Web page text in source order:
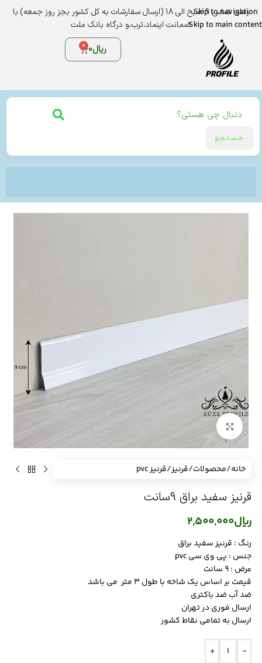
Skip to navigation
Skip to main content
زمان تماس 9 صبح الی 18 (ارسال سفارشات به کل کشور بجز روز جمعه) با
ضمانت اینماد،ترب،و درگاه بانک ملت
ریال0
0
جستجو
برای بزرگنمایی کلیک کنید
خانه/محصولات/قرنیز/قرنیز pvc
قرنیز سفید براق 9سانت
ریال2,500,000
رنگ : قرنیز سفید براق
جنس : پی وی سی pvc
عرض : 9 سانت
قیمت بر اساس یک شاخه با طول 3 متر می باشد
ضد آب ضد باکتری
ارسال فوری در تهران
ارسال به تمامی نقاط کشور
-
+